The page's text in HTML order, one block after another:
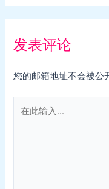
发表评论
您的邮箱地址不会被公